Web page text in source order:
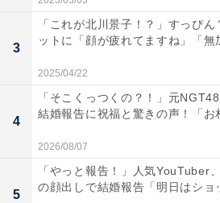
3
「これが北川景子！？」すっぴん
ットに「顔が疲れてますね」「無
2025/04/22
4
「そこくっつくの？！」元NGT48
結婚報告に祝福と驚きの声！「お
2026/08/07
5
「やっと報告！」人気YouTuber
の顔出しで結婚報告「明日はショ